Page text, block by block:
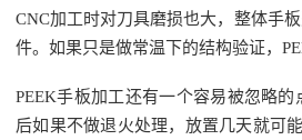
CNC加工时对刀具磨损也大，整体手
件。如果只是做常温下的结构验证，
PEEK手板加工还有一个容易被忽略
后如果不做退火处理，放置几天就可